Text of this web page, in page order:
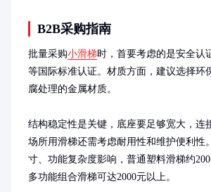
B2B采购指南
批量采购小滑梯时，首要考虑的是安全认
等国际标准认证。材质方面，建议选择环
腐处理的金属材质。
结构稳定性是关键，底座要足够宽大，连
场所用滑梯还需考虑耐用性和维护便利性
寸、功能复杂度影响，普通塑料滑梯约
多功能组合滑梯可达2000元以上。